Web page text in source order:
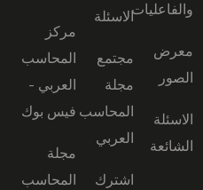
والفاعليات
معرض
الصور
الاسئلة
الشائعة
الاسئلة
مجتمع
مجلة
المحاسب
العربي
اشترك
مركز
المحاسب
العربي -
فيس بوك
مجلة
المحاسب